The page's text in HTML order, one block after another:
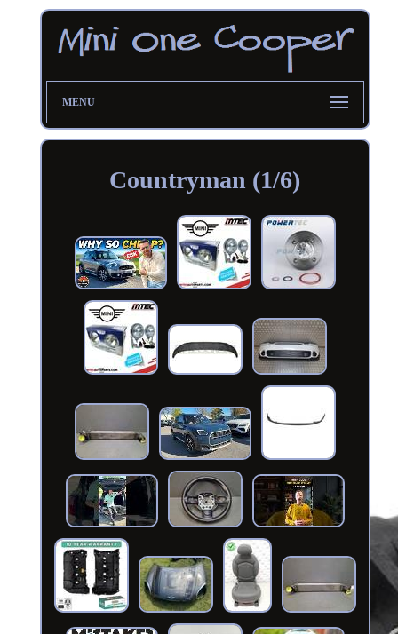
MENU
Countryman (1/6)